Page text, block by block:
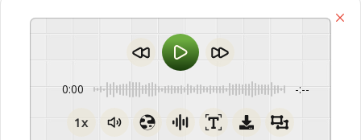
0:00 -:--
1x